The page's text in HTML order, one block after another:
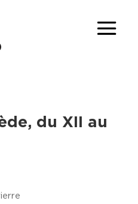
du XII au